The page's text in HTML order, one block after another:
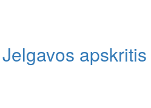
Jelgavos apskritis